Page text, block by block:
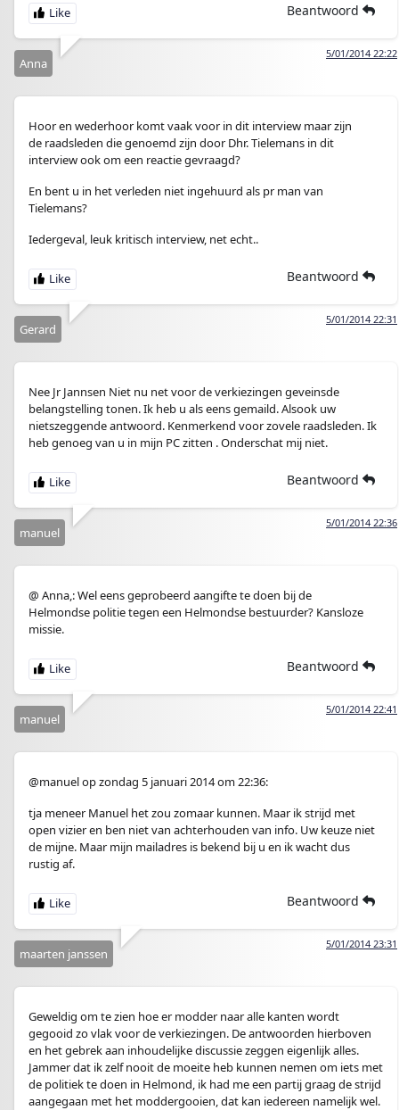
Beantwoord
5/01/2014 22:22
Anna
Hoor en wederhoor komt vaak voor in dit interview maar zijn
de raadsleden die genoemd zijn door Dhr. Tielemans in dit
interview ook om een reactie gevraagd?
En bent u in het verleden niet ingehuurd als pr man van
Tielemans?
Iedergeval, leuk kritisch interview, net echt..
Beantwoord
5/01/2014 22:31
Gerard
Nee Jr Jannsen Niet nu net voor de verkiezingen geveinsde
belangstelling tonen. Ik heb u als eens gemaild. Alsook uw
nietszeggende antwoord. Kenmerkend voor zovele raadsleden. Ik
heb genoeg van u in mijn PC zitten . Onderschat mij niet.
Beantwoord
5/01/2014 22:36
manuel
@ Anna,: Wel eens geprobeerd aangifte te doen bij de
Helmondse politie tegen een Helmondse bestuurder? Kansloze
missie.
Beantwoord
5/01/2014 22:41
manuel
@manuel op zondag 5 januari 2014 om 22:36:
tja meneer Manuel het zou zomaar kunnen. Maar ik strijd met
open vizier en ben niet van achterhouden van info. Uw keuze niet
de mijne. Maar mijn mailadres is bekend bij u en ik wacht dus
rustig af.
Beantwoord
5/01/2014 23:31
maarten janssen
Geweldig om te zien hoe er modder naar alle kanten wordt
gegooid zo vlak voor de verkiezingen. De antwoorden hierboven
en het gebrek aan inhoudelijke discussie zeggen eigenlijk alles.
Jammer dat ik zelf nooit de moeite heb kunnen nemen om iets met
de politiek te doen in Helmond, ik had me een partij graag de strijd
aangegaan met het moddergooien, dat kan iedereen namelijk wel.